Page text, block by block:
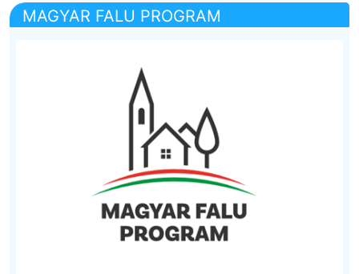
MAGYAR FALU PROGRAM